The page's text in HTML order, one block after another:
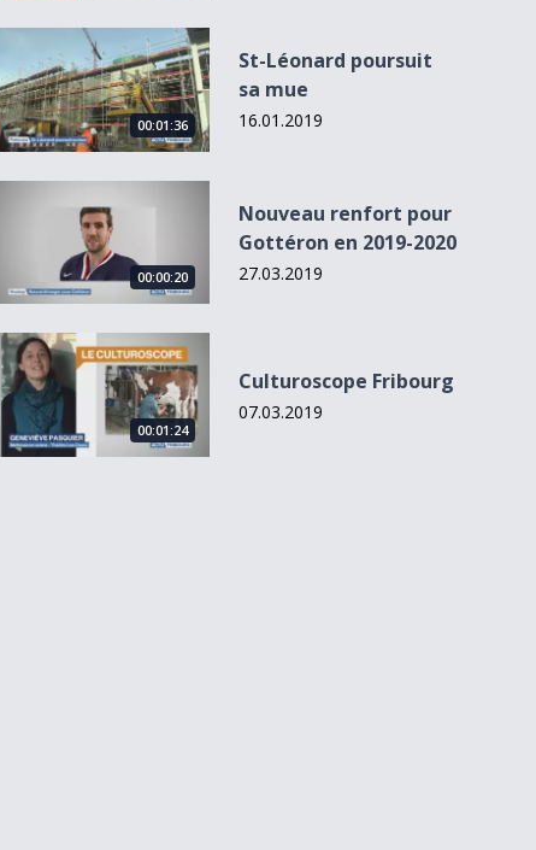
St-Léonard poursuit sa mue
00:01:36
St-Léonard poursuit
sa mue
16.01.2019
00:00:20
Nouveau renfort pour
Gottéron en 2019-2020
27.03.2019
Culturoscope Fribourg
00:01:24
Culturoscope Fribourg
07.03.2019